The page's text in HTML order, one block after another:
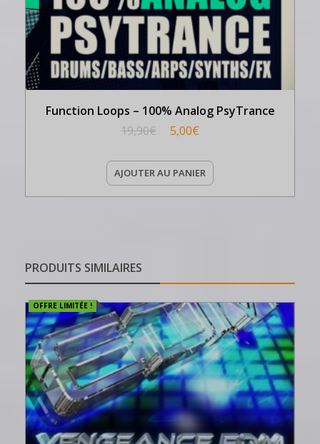
Function Loops – 100% Analog PsyTrance
19,90€ 5,00€
AJOUTER AU PANIER
PRODUITS SIMILAIRES
OFFRE LIMITÉE !